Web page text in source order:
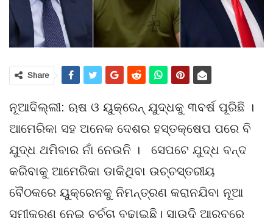
Share
ନୂଆଦିଲ୍ଲୀ: ଋଷ ଓ ୟୁକ୍ରେନ୍ ଯୁଦ୍ଧକୁ ୩ବର୍ଷ ପୂରିଛି ।
ଆମେରିକା ସହ ଅନେକ ଦେଶର ହସ୍ତକ୍ଷେପ ପରେ ବି
ଯୁଦ୍ଧ ଥମିବାର ନାଁ ନେଉନି । ସେପଟେ ଯୁଦ୍ଧ ବନ୍ଦ
କରିବାକୁ ଆମେରିକା ଡାକିଥିବା ଉଚ୍ଚସ୍ତରୀୟ
ବୈଠକରେ ୟୁକ୍ରେନକୁ ନିମନ୍ତ୍ରଣ କରାନଯିବା ନୂଆ
ସମୀକରଣ ନେଇ ଚର୍ଚ୍ଚା ବଢାଇଛି। ସାଉଦି ଆରବରେ